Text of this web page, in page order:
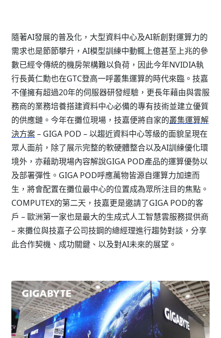
隨著AI發展的普及化，大型資料中心及AI新創對運算力的
需求也是節節攀升，AI模型訓練中動輒上億甚至上兆的參
數已經令傳統的機房架構難以負荷，因此今年NVIDIA執
行長黃仁勳也在GTC登高一呼叢集運算的時代來臨。技嘉
不僅擁有超過20年的伺服器研發經驗，更長年藉由與雲服
務商的業務培養搭建資料中心必備的專有技術並建立優質
的供應鏈。今年在攤位現場，技嘉便將自家的叢集運算解
決方案– GIGA POD – 以趨近資料中心等級的面貌呈現在
眾人面前，除了展示完整的軟硬體整合以及AI訓練優化環
境外，亦藉助現場內容解說GIGA POD產品的運算優勢以
及部署彈性。GIGA POD呼應萬物皆源自運算力加速而
生，將會配置在攤位最中心的位置成為眾所注目的焦點。
COMPUTEX的第二天，技嘉更是邀請了GIGA POD的客
戶 – 歐洲第一家也是最大的生成式人工智慧雲服務提供商
– 來攤位與技嘉子公司技鋼的總經理進行趨勢對談，分享
此合作契機、成功關鍵、以及對AI未來的展望。⁠